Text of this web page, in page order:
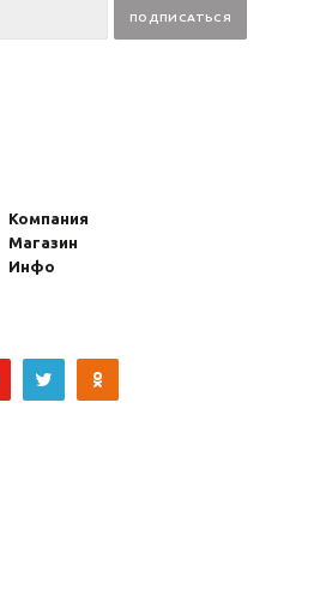
Компания
Магазин
Инфо